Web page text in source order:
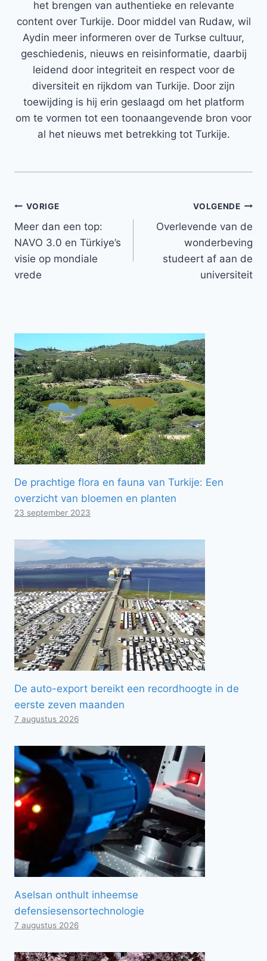
het brengen van authentieke en relevante
content over Turkije. Door middel van Rudaw, wil
Aydin meer informeren over de Turkse cultuur,
geschiedenis, nieuws en reisinformatie, daarbij
leidend door integriteit en respect voor de
diversiteit en rijkdom van Turkije. Door zijn
toewijding is hij erin geslaagd om het platform
om te vormen tot een toonaangevende bron voor
al het nieuws met betrekking tot Turkije.
Bericht
navigatie
VORIGE
Meer dan een top:
NAVO 3.0 en Türkiye’s
visie op mondiale
vrede
VOLGENDE
Overlevende van de
wonderbeving
studeert af aan de
universiteit
De prachtige flora en fauna van Turkije: Een
overzicht van bloemen en planten
23 september 2023
De auto-export bereikt een recordhoogte in de
eerste zeven maanden
7 augustus 2026
Aselsan onthult inheemse
defensiesensortechnologie
7 augustus 2026